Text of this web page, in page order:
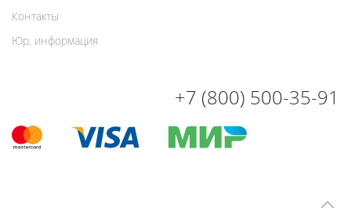
Контакты
Юр. информация
+7 (800) 500-35-91